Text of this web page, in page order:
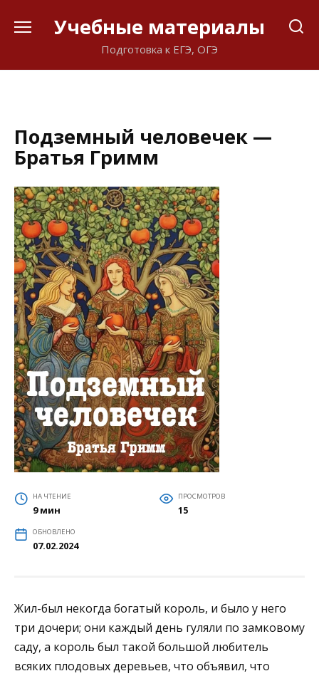
Учебные материалы
Подготовка к ЕГЭ, ОГЭ
Подземный человечек —
Братья Гримм
НА ЧТЕНИЕ
9 мин
ПРОСМОТРОВ
15
ОБНОВЛЕНО
07.02.2024
Жил-был некогда богатый король, и было у него
три дочери; они каждый день гуляли по замковому
саду, а король был такой большой любитель
всяких плодовых деревьев, что объявил, что